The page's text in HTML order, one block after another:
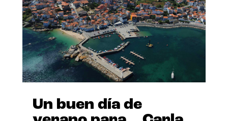
Un buen día de